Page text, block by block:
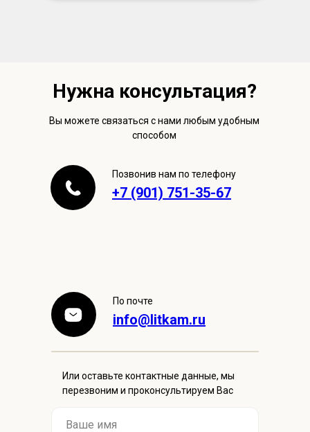
Позвонив нам по телефону
+7 (901) 751-35-67
По почте
info@litkam.ru
Нужна консультация?
Вы можете связаться с нами любым удобным
способом
Или оставьте контактные данные, мы
перезвоним и проконсультируем Вас